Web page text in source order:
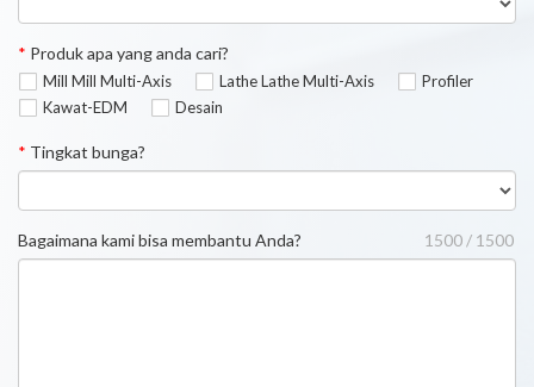
* Produk apa yang anda cari?
Mill Mill Multi-Axis Lathe Lathe Multi-Axis
Profiler
Kawat-EDM
Desain
* Tingkat bunga?
Bagaimana kami bisa membantu Anda? 1500 / 1500